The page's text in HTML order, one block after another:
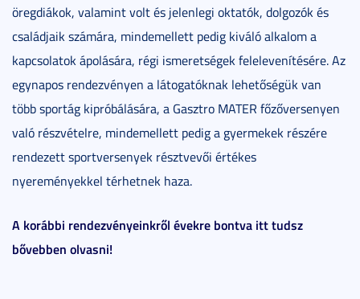
öregdiákok, valamint volt és jelenlegi oktatók, dolgozók és
családjaik számára, mindemellett pedig kiváló alkalom a
kapcsolatok ápolására, régi ismeretségek felelevenítésére. Az
egynapos rendezvényen a látogatóknak lehetőségük van
több sportág kipróbálására, a Gasztro MATER főzőversenyen
való részvételre, mindemellett pedig a gyermekek részére
rendezett sportversenyek résztvevői értékes
nyereményekkel térhetnek haza.
A korábbi rendezvényeinkről évekre bontva itt tudsz
bővebben olvasni!